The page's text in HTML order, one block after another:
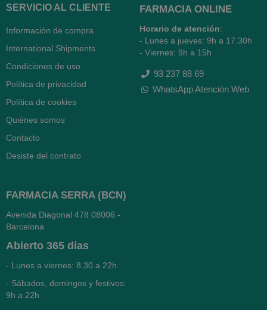
SERVICIO AL CLIENTE
Información de compra
International Shipments
Condiciones de uso
Política de privacidad
Política de cookies
Quiénes somos
Contacto
Desiste del contrato
FARMACIA ONLINE
Horario de atención:
- Lunes a jueves: 9h a 17.30h
- Viernes: 9h a 15h
93 237 88 69
WhatsApp Atención Web
FARMACIA SERRA (BCN)
Avenida Diagonal 478 08006 -
Barcelona
Abierto 365 días
- Lunes a viernes: 8.30 a 22h
- Sábados, domingos y festivos:
9h a 22h